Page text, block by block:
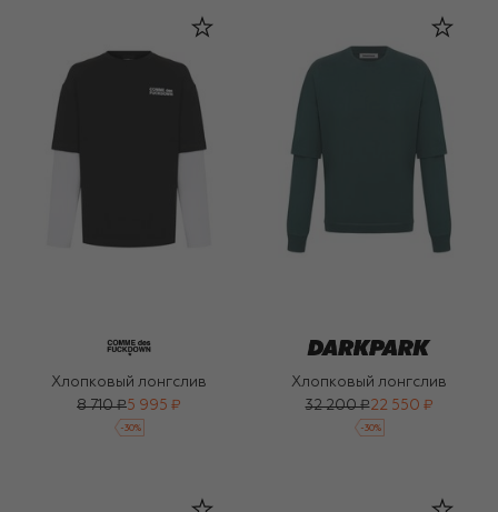
Хлопковый лонгслив
8 710 ₽5 995 ₽
-30%
Хлопковый лонгслив
32 200 ₽22 550 ₽
-30%